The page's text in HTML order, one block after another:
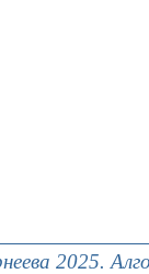
2025.